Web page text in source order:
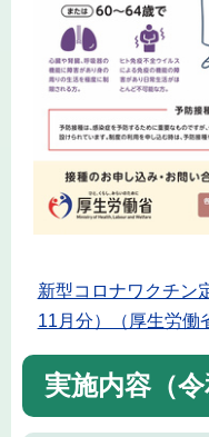
新型コロナワクチン
11月分）（厚生労働
実施内容（令